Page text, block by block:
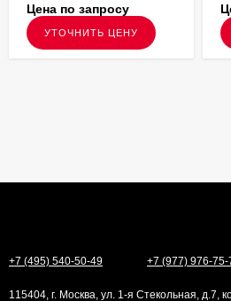
Цена по запросу
УТОЧНИТЬ ЦЕНУ
+7 (495) 540-50-49 +7 (977) 976-75-
115404, г. Москва, ул. 1-я Стекольная, д.7,